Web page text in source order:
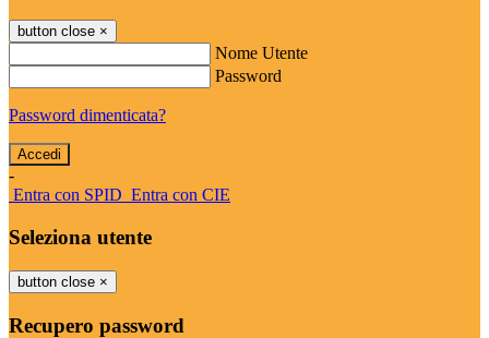
button close ×
Nome Utente
Password
Password dimenticata?
-
Entra con SPID Entra con CIE
Seleziona utente
button close ×
Recupero password